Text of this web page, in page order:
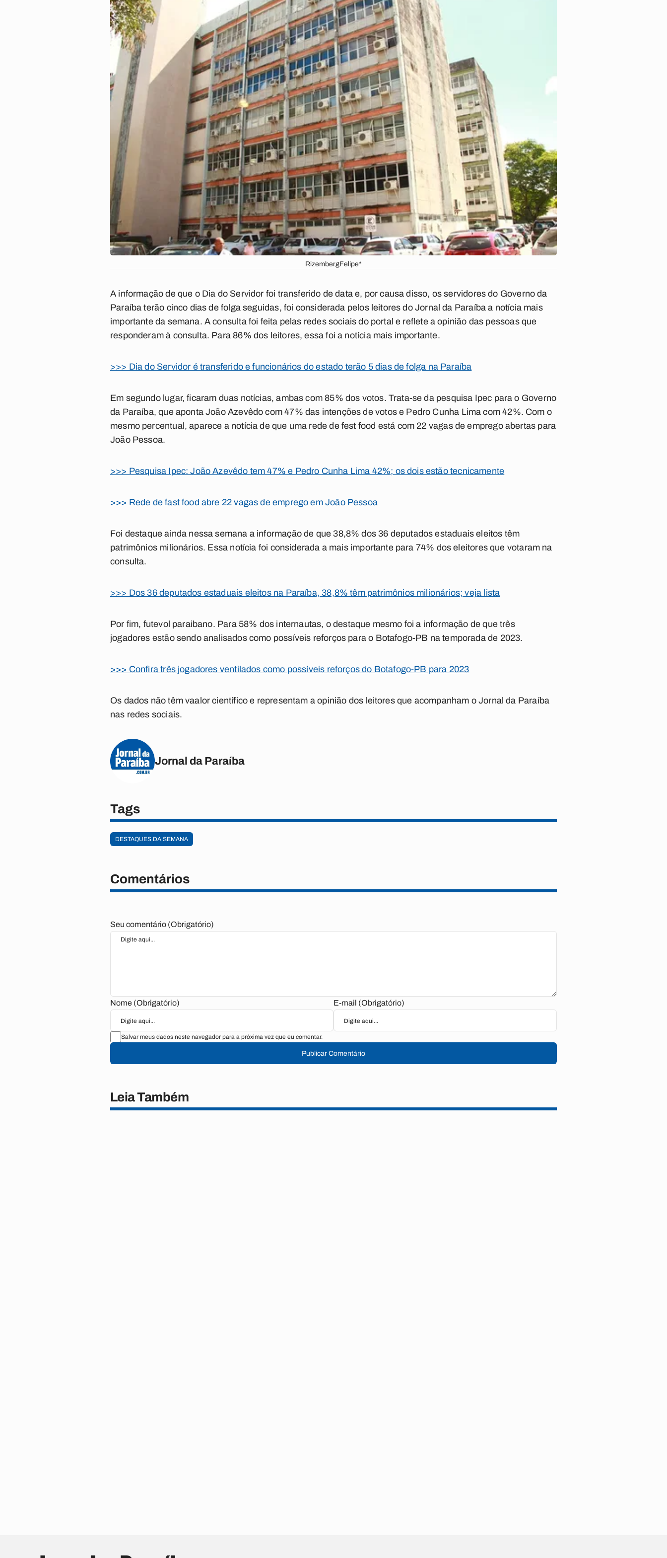
RizembergFelipe*
A informação de que o Dia do Servidor foi transferido de data e, por causa disso, os servidores do Governo da
Paraíba terão cinco dias de folga seguidas, foi considerada pelos leitores do Jornal da Paraíba a notícia mais
importante da semana. A consulta foi feita pelas redes sociais do portal e reflete a opinião das pessoas que
responderam à consulta. Para 86% dos leitores, essa foi a notícia mais importante.
>>> Dia do Servidor é transferido e funcionários do estado terão 5 dias de folga na Paraíba
Em segundo lugar, ficaram duas notícias, ambas com 85% dos votos. Trata-se da pesquisa Ipec para o Governo
da Paraíba, que aponta João Azevêdo com 47% das intenções de votos e Pedro Cunha Lima com 42%. Com o
mesmo percentual, aparece a notícia de que uma rede de fest food está com 22 vagas de emprego abertas para
João Pessoa.
>>> Pesquisa Ipec: João Azevêdo tem 47% e Pedro Cunha Lima 42%; os dois estão tecnicamente
>>> Rede de fast food abre 22 vagas de emprego em João Pessoa
Foi destaque ainda nessa semana a informação de que 38,8% dos 36 deputados estaduais eleitos têm
patrimônios milionários. Essa notícia foi considerada a mais importante para 74% dos eleitores que votaram na
consulta.
>>> Dos 36 deputados estaduais eleitos na Paraíba, 38,8% têm patrimônios milionários; veja lista
Por fim, futevol paraibano. Para 58% dos internautas, o destaque mesmo foi a informação de que três
jogadores estão sendo analisados como possíveis reforços para o Botafogo-PB na temporada de 2023.
>>> Confira três jogadores ventilados como possíveis reforços do Botafogo-PB para 2023
Os dados não têm vaalor científico e representam a opinião dos leitores que acompanham o Jornal da Paraíba
nas redes sociais.
Jornal da Paraíba
Tags
DESTAQUES DA SEMANA
Comentários
Seu comentário (Obrigatório)
Nome (Obrigatório) E-mail (Obrigatório)
Salvar meus dados neste navegador para a próxima vez que eu comentar.
Publicar Comentário
Leia Também